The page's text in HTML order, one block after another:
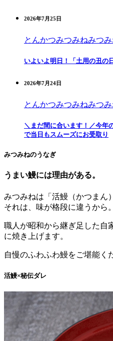
2026年7月25日
とんかつみつみねみつ
いよいよ明日！「土用の丑の
2026年7月24日
とんかつみつみねみつ
＼まだ間に合います！／今年
で当日もスムーズにお受取り
みつみねのうなぎ
うまい鰻には理由がある。
みつみねは「活鰻（かつまん
それは、味が格段に違うから。
職人が昭和から継ぎ足した自
に焼き上げます。
自慢のふわふわ鰻をご堪能く
活鰻×秘伝ダレ